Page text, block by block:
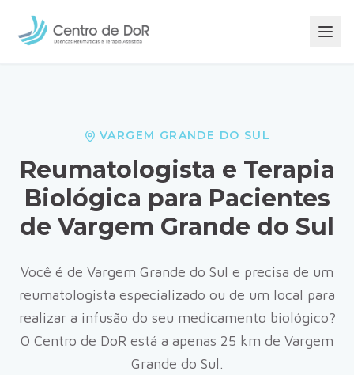
VARGEM GRANDE DO SUL
Reumatologista e Terapia
Biológica para Pacientes
de Vargem Grande do Sul
Você é de Vargem Grande do Sul e precisa de um
reumatologista especializado ou de um local para
realizar a infusão do seu medicamento biológico?
O Centro de DoR está a apenas 25 km de Vargem
Grande do Sul.